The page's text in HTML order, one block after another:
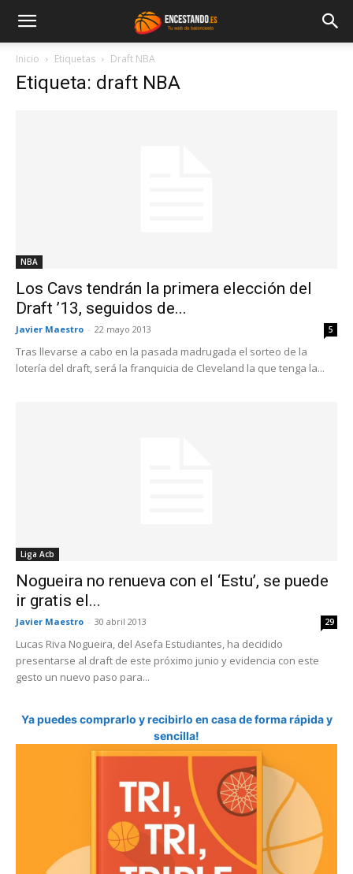
Inicio Etiquetas Draft NBA
Etiqueta: draft NBA
NBA
Los Cavs tendrán la primera elección del
Draft ’13, seguidos de...
Javier Maestro - 22 mayo 2013 5
Tras llevarse a cabo en la pasada madrugada el sorteo de la
lotería del draft, será la franquicia de Cleveland la que tenga la...
Liga Acb
Nogueira no renueva con el ‘Estu’, se puede
ir gratis el...
Javier Maestro - 30 abril 2013 29
Lucas Riva Nogueira, del Asefa Estudiantes, ha decidido
presentarse al draft de este próximo junio y evidencia con este
gesto un nuevo paso para...
Ya puedes comprarlo y recibirlo en casa de forma rápida y
sencilla!